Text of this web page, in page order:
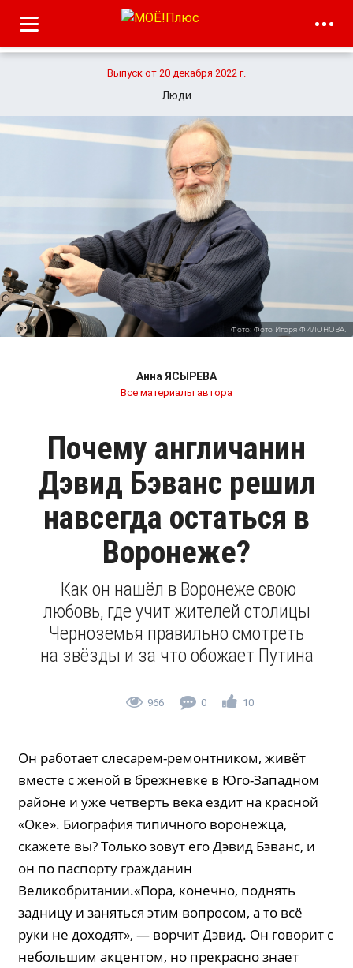
Выпуск от 20 декабря 2022 г.
Люди
Фото: Фото Игоря ФИЛОНОВА.
Анна ЯСЫРЕВА
Все материалы автора
Почему англичанин
Дэвид Бэванс решил
навсегда остаться в
Воронеже?
Как он нашёл в Воронеже свою
любовь, где учит жителей столицы
Черноземья правильно смотреть
на звёзды и за что обожает Путина
966 0 10
Он работает слесарем-ремонтником, живёт
вместе с женой в брежневке в Юго-Западном
районе и уже четверть века ездит на красной
«Оке». Биография типичного воронежца,
скажете вы? Только зовут его Дэвид Бэванс, и
он по паспорту гражданин
Великобритании.«Пора, конечно, поднять
задницу и заняться этим вопросом, а то всё
руки не доходят», — ворчит Дэвид. Он говорит с
небольшим акцентом, но прекрасно знает